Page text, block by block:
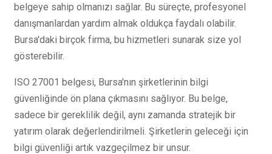
belgeye sahip olmanızı sağlar. Bu süreçte, profesyonel
danışmanlardan yardım almak oldukça faydalı olabilir.
Bursa'daki birçok firma, bu hizmetleri sunarak size yol
gösterebilir.
ISO 27001 belgesi, Bursa'nın şirketlerinin bilgi
güvenliğinde ön plana çıkmasını sağlıyor. Bu belge,
sadece bir gereklilik değil, aynı zamanda stratejik bir
yatırım olarak değerlendirilmeli. Şirketlerin geleceği için
bilgi güvenliği artık vazgeçilmez bir unsur.